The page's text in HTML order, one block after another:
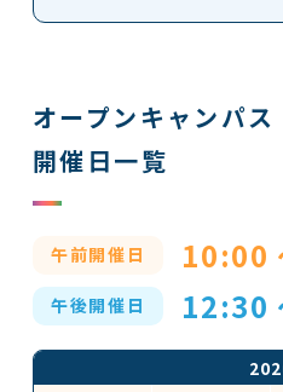
オープンキャンパス
開催日一覧
午前開催日 10:00
午後開催日 12:30